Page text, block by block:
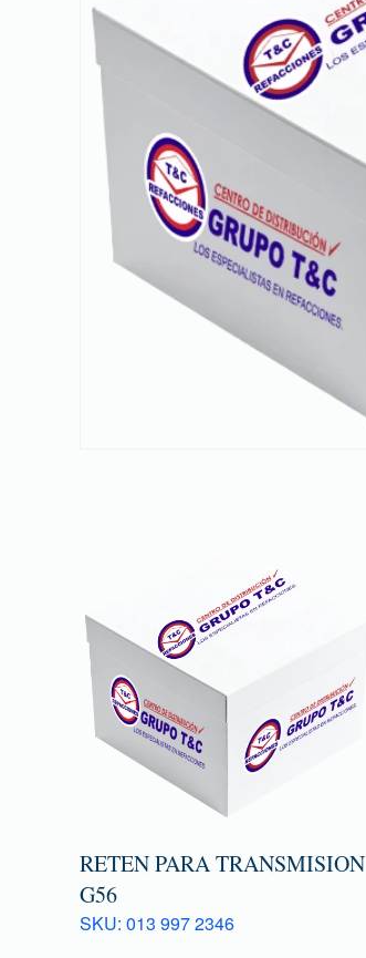
RETEN PARA TRANSMISION
G56
SKU: 013 997 2346